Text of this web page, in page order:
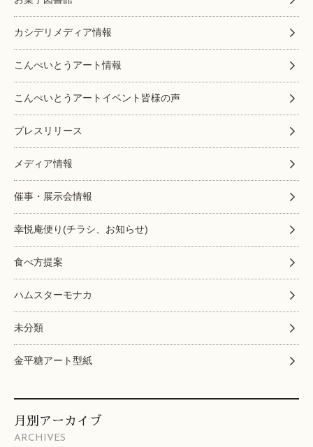
カシデリメディア情報
こんぺいとうアート情報
こんぺいとうアートイベント皆様の声
プレスリリース
メディア情報
催事・展示会情報
幸悦庵便り(チラシ、お知らせ)
食べ方提案
ハムスターモナカ
未分類
金平糖アート型紙
月別アーカイブ
ARCHIVES